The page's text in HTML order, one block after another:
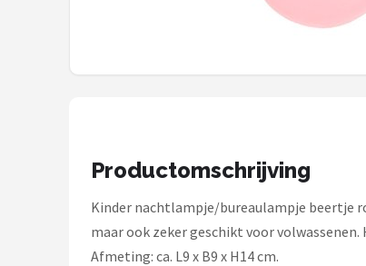
Productomschrijving
Kinder nachtlampje/bureaulampje beertje
maar ook zeker geschikt voor
Afmeting: ca. L9 x B9 x H14 cm.